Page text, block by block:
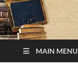
MAIN MENU